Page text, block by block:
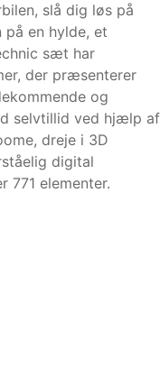
slå dig løs på
en hylde, et
sæt har
der præsenterer
og
selvtillid ved hjælp af
dreje i 3D
digital
elementer.